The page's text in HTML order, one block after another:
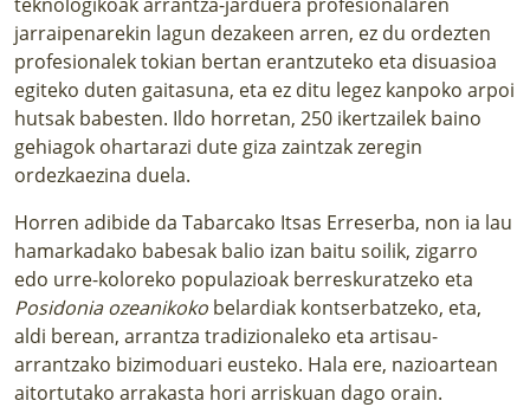
jarraipenarekin lagun dezakeen arren, ez du ordezten
profesionalek tokian bertan erantzuteko eta disuasioa
egiteko duten gaitasuna, eta ez ditu legez kanpoko arpoi
hutsak babesten. Ildo horretan, 250 ikertzailek baino
gehiagok ohartarazi dute giza zaintzak zeregin
ordezkaezina duela.
Horren adibide da Tabarcako Itsas Erreserba, non ia lau
hamarkadako babesak balio izan baitu soilik, zigarro
edo urre-koloreko populazioak berreskuratzeko eta
Posidonia ozeanikoko belardiak kontserbatzeko, eta,
aldi berean, arrantza tradizionaleko eta artisau-
arrantzako bizimoduari eusteko. Hala ere, nazioartean
aitortutako arrakasta hori arriskuan dago orain.